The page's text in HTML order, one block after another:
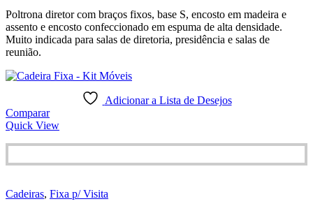
Poltrona diretor com braços fixos, base S, encosto em madeira e
assento e encosto confeccionado em espuma de alta densidade.
Muito indicada para salas de diretoria, presidência e salas de
reunião.
Adicionar a Lista de Desejos
Comparar
Quick View
Cadeiras, Fixa p/ Visita